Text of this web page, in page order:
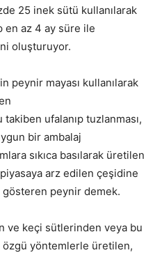
25 inek sütü kullanılarak
az 4 ay süre ile
oluşturuyor.
peynir mayası kullanılarak
ufalanıp tuzlanması,
bir ambalaj
sıkıca basılarak üretilen
arz edilen çeşidine
peynir demek.
ve keçi sütlerinden veya bu
özgü yöntemlerle üretilen,